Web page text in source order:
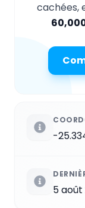
cachées,
-
5 août